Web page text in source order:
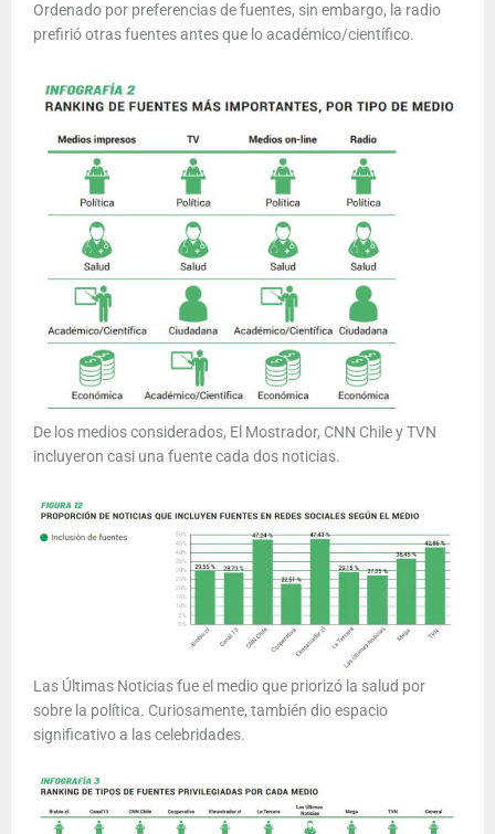
Ordenado por preferencias de fuentes, sin embargo, la radio
prefirió otras fuentes antes que lo académico/científico.
De los medios considerados, El Mostrador, CNN Chile y TVN
incluyeron casi una fuente cada dos noticias.
Las Últimas Noticias fue el medio que priorizó la salud por
sobre la política. Curiosamente, también dio espacio
significativo a las celebridades.